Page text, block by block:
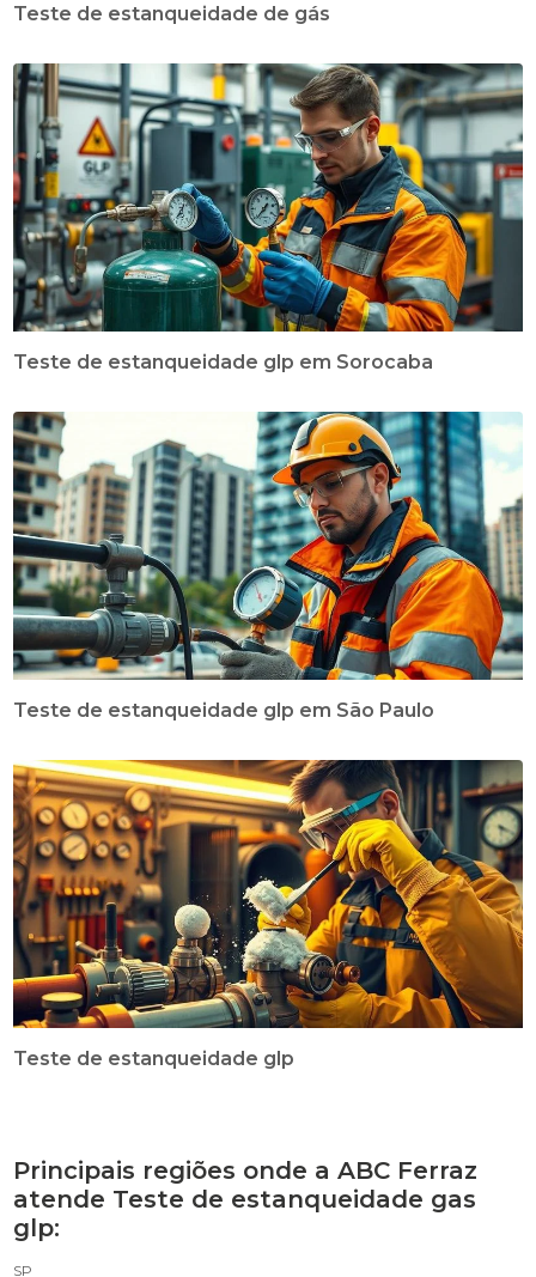
Teste de estanqueidade de gás
Teste de estanqueidade glp em Sorocaba
Teste de estanqueidade glp em São Paulo
Teste de estanqueidade glp
Principais regiões onde a ABC Ferraz
atende Teste de estanqueidade gas
glp:
SP